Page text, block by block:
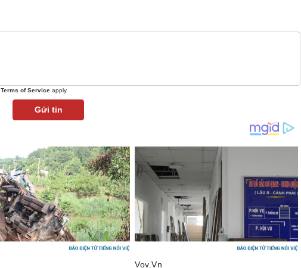
Terms of Service apply.
Gửi tin